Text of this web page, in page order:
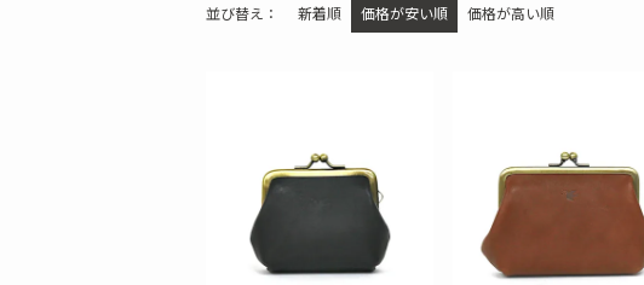
並び替え 新着順 価格が安い順 価格が高い順